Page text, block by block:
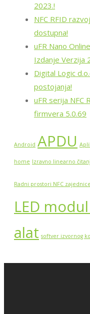
2023.!
NFC RFID
dostupna!
uFR Nano
Izdanje Verzija
Digital Logic
postojanja!
uFR serija NFC
firmvera 5.0.69
Android APDU
home Izravno linearno
Radni prostori NFC zajednice
LED
alat softver izvornog